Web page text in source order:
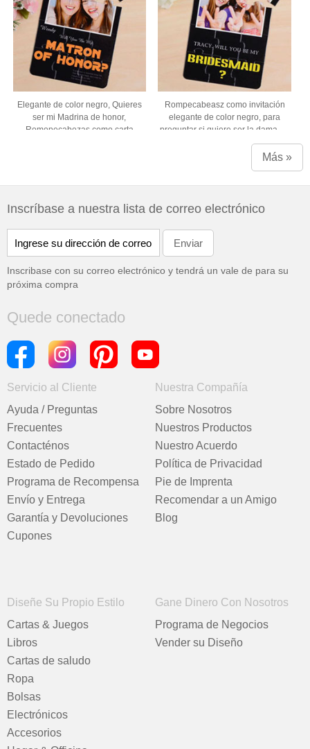
Elegante de color negro, Quieres
ser mi Madrina de honor,
Romopecabezas como carta
Rompecabeasz como invitación
elegante de color negro, para
preguntar si quiere ser la dama de
Más »
Inscríbase a nuestra lista de correo electrónico
Inscribase con su correo electrónico y tendrá un vale de para su
próxima compra
Quede conectado
Servicio al Cliente
Ayuda / Preguntas
Frecuentes
Contacténos
Estado de Pedido
Programa de Recompensa
Envío y Entrega
Garantía y Devoluciones
Cupones
Nuestra Compañía
Sobre Nosotros
Nuestros Productos
Nuestro Acuerdo
Política de Privacidad
Pie de Imprenta
Recomendar a un Amigo
Blog
Diseñe Su Propio Estilo
Cartas & Juegos
Libros
Cartas de saludo
Ropa
Bolsas
Electrónicos
Accesorios
Gane Dinero Con Nosotros
Programa de Negocios
Vender su Diseño